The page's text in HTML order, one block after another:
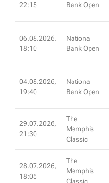
22:15
Bank Open
06.08.2026,
18:10
National
Bank Open
04.08.2026,
19:40
National
Bank Open
29.07.2026,
21:30
The
Memphis
Classic
28.07.2026,
18:05
The
Memphis
Classic